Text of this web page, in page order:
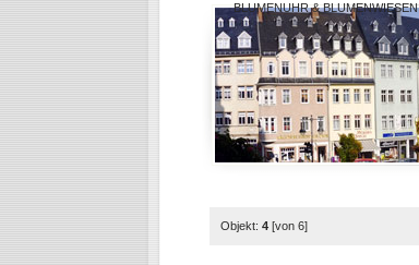
BLUMENUHR & BLUMENWIESEN
Objekt: 4[von 6]